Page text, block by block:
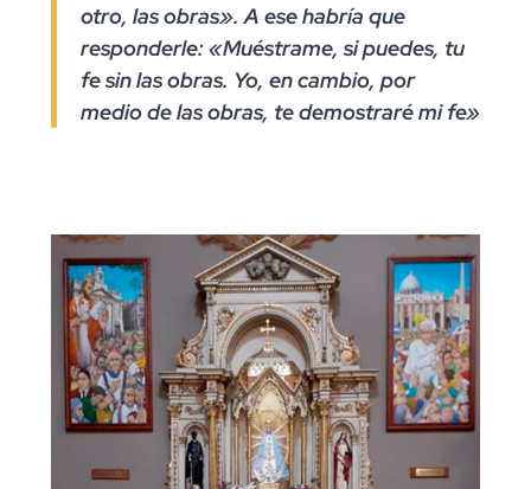
otro, las obras». A ese habría que
responderle: «Muéstrame, si puedes, tu
fe sin las obras. Yo, en cambio, por
medio de las obras, te demostraré mi fe»